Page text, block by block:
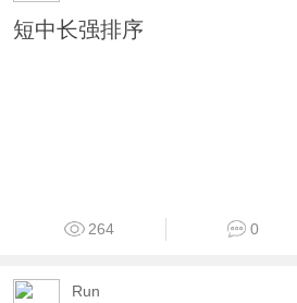
短中长强排序
264 0
Run